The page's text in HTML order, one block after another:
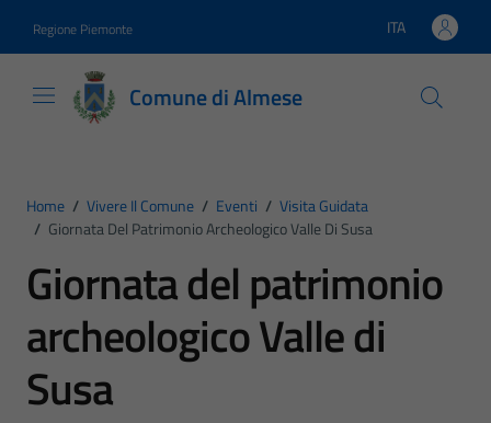
Regione Piemonte Lingua attiva:
ITA
Comune di Almese
Home / Vivere Il Comune / Eventi / Visita Guidata
/ Giornata Del Patrimonio Archeologico Valle Di Susa
Giornata del patrimonio
archeologico Valle di
Susa